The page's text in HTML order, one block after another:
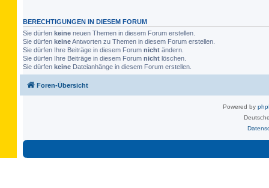
BERECHTIGUNGEN IN DIESEM FORUM
Sie dürfen keine neuen Themen in diesem Forum erstellen.
Sie dürfen keineAntworten zu Themen in diesem Forum erstellen.
Sie dürfen Ihre Beiträge in diesem Forum nicht ändern.
Sie dürfen Ihre Beiträge in diesem Forum nicht löschen.
Sie dürfen keine Dateianhänge in diesem Forum erstellen.
Foren-Übersicht
Powered by